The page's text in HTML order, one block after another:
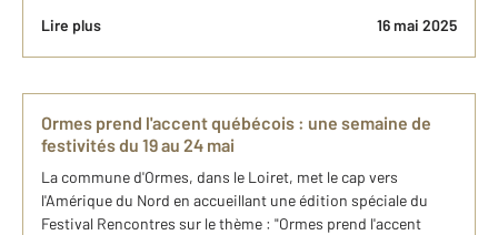
Lire plus 16 mai 2025
Ormes prend l'accent québécois : une semaine de
festivités du 19 au 24 mai
La commune d'Ormes, dans le Loiret, met le cap vers
l'Amérique du Nord en accueillant une édition spéciale du
Festival Rencontres sur le thème : "Ormes prend l'accent